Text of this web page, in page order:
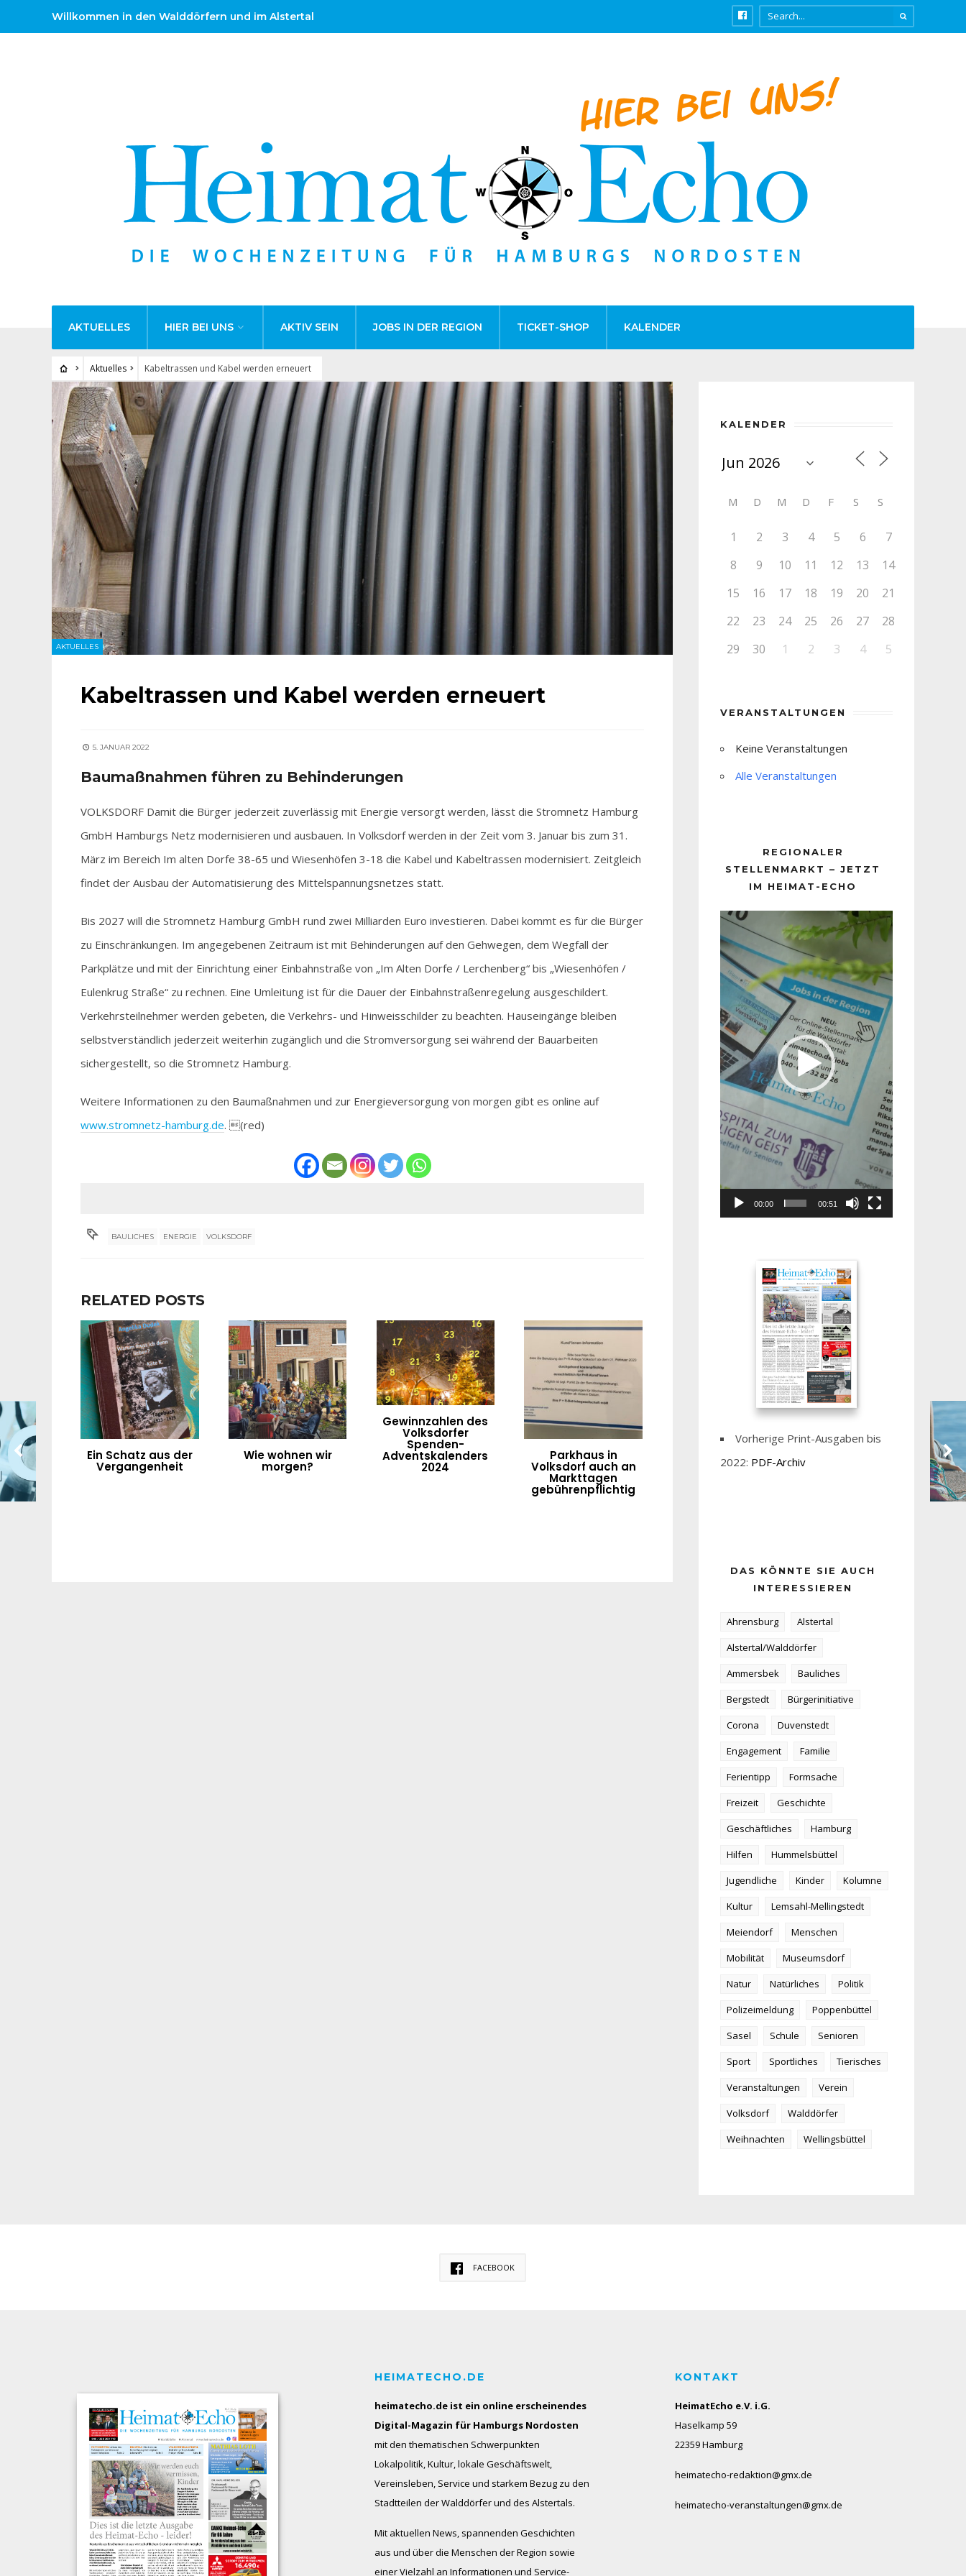
Willkommen in den Walddörfern und im Alstertal
AKTUELLES HIER BEI UNS AKTIV SEIN JOBS IN DER REGION TICKET-SHOP KALENDER
Aktuelles Kabeltrassen und Kabel werden erneuert
AKTUELLES
Kabeltrassen und Kabel werden erneuert
5. JANUAR 2022
Baumaßnahmen führen zu Behinderungen
VOLKSDORF Damit die Bürger jederzeit zuverlässig mit Energie versorgt werden, lässt die Stromnetz Hamburg
GmbH Hamburgs Netz modernisieren und ausbauen. In Volksdorf werden in der Zeit vom 3. Januar bis zum 31.
März im Bereich Im alten Dorfe 38-65 und Wiesenhöfen 3-18 die Kabel und Kabeltrassen modernisiert. Zeitgleich
findet der Ausbau der Automatisierung des Mittelspannungsnetzes statt.
Bis 2027 will die Stromnetz Hamburg GmbH rund zwei Milliarden Euro investieren. Dabei kommt es für die Bürger
zu Einschränkungen. Im angegebenen Zeitraum ist mit Behinderungen auf den Gehwegen, dem Wegfall der
Parkplätze und mit der Einrichtung einer Einbahnstraße von „Im Alten Dorfe / Lerchenberg“ bis „Wiesenhöfen /
Eulenkrug Straße“ zu rechnen. Eine Umleitung ist für die Dauer der Einbahnstraßenregelung ausgeschildert.
Verkehrsteilnehmer werden gebeten, die Verkehrs- und Hinweisschilder zu beachten. Hauseingänge bleiben
selbstverständlich jederzeit weiterhin zugänglich und die Stromversorgung sei während der Bauarbeiten
sichergestellt, so die Stromnetz Hamburg.
Weitere Informationen zu den Baumaßnahmen und zur Energieversorgung von morgen gibt es online auf
www.stromnetz-hamburg.de. (red)
BAULICHES ENERGIE VOLKSDORF
RELATED POSTS
Ein Schatz aus der
Vergangenheit
Wie wohnen wir
morgen?
Gewinnzahlen des
Volksdorfer
Spenden-
Adventskalenders
2024
Parkhaus in
Volksdorf auch an
Markttagen
gebührenpflichtig
KALENDER
M D M D F S S
1 2 3 4 5 6
7
8
9 10 11 12 13
14
15
16 17 18 19 20
21
22
23 24 25 26 27
28
29
30 1 2 3 4 5
VERANSTALTUNGEN
Keine Veranstaltungen
Alle Veranstaltungen
REGIONALER
STELLENMARKT – JETZT
IM HEIMAT-ECHO
Player
00:00 00:51
Vorherige Print-Ausgaben bis
2022: PDF-Archiv
DAS KÖNNTE SIE AUCH
INTERESSIEREN
Ahrensburg
Alstertal
Alstertal/Walddörfer
Ammersbek
Bauliches
Bergstedt
Bürgerinitiative
Corona
Duvenstedt
Engagement
Familie
Ferientipp
Formsache
Freizeit
Geschichte
Geschäftliches
Hamburg
Hilfen
Hummelsbüttel
Jugendliche
Kinder
Kolumne
Kultur
Lemsahl-Mellingstedt
Meiendorf
Menschen
Mobilität
Museumsdorf
Natur
Natürliches
Politik
Polizeimeldung
Poppenbüttel
Sasel
Schule
Senioren
Sport
Sportliches
Tierisches
Veranstaltungen
Verein
Volksdorf
Walddörfer
Weihnachten
Wellingsbüttel
FACEBOOK
HEIMATECHO.DE
heimatecho.de ist ein online erscheinendes
Digital-Magazin für Hamburgs Nordosten
mit den thematischen Schwerpunkten
Lokalpolitik, Kultur, lokale Geschäftswelt,
Vereinsleben, Service und starkem Bezug zu den
Stadtteilen der Walddörfer und des Alstertals.
Mit aktuellen News, spannenden Geschichten
aus und über die Menschen der Region sowie
einer Vielzahl an Informationen und Service-
KONTAKT
HeimatEcho e.V. i.G.
Haselkamp 59
22359 Hamburg
heimatecho-redaktion@gmx.de
heimatecho-veranstaltungen@gmx.de